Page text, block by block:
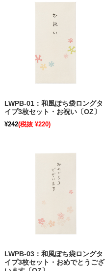
LWPB-01：和風ぽち袋ロングタ
イプ3枚セット・お祝い〔OZ〕
¥242(税抜 ¥220)
LWPB-03：和風ぽち袋ロングタ
イプ3枚セット・おめでとうござ